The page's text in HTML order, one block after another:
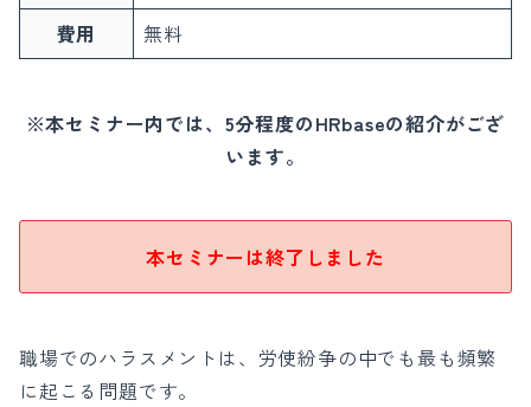
費用
無料
※本セミナー内では、5分程度のHRbaseの紹介がござ
います。
本セミナーは終了しました
職場でのハラスメントは、労使紛争の中でも最も頻繁
に起こる問題です。